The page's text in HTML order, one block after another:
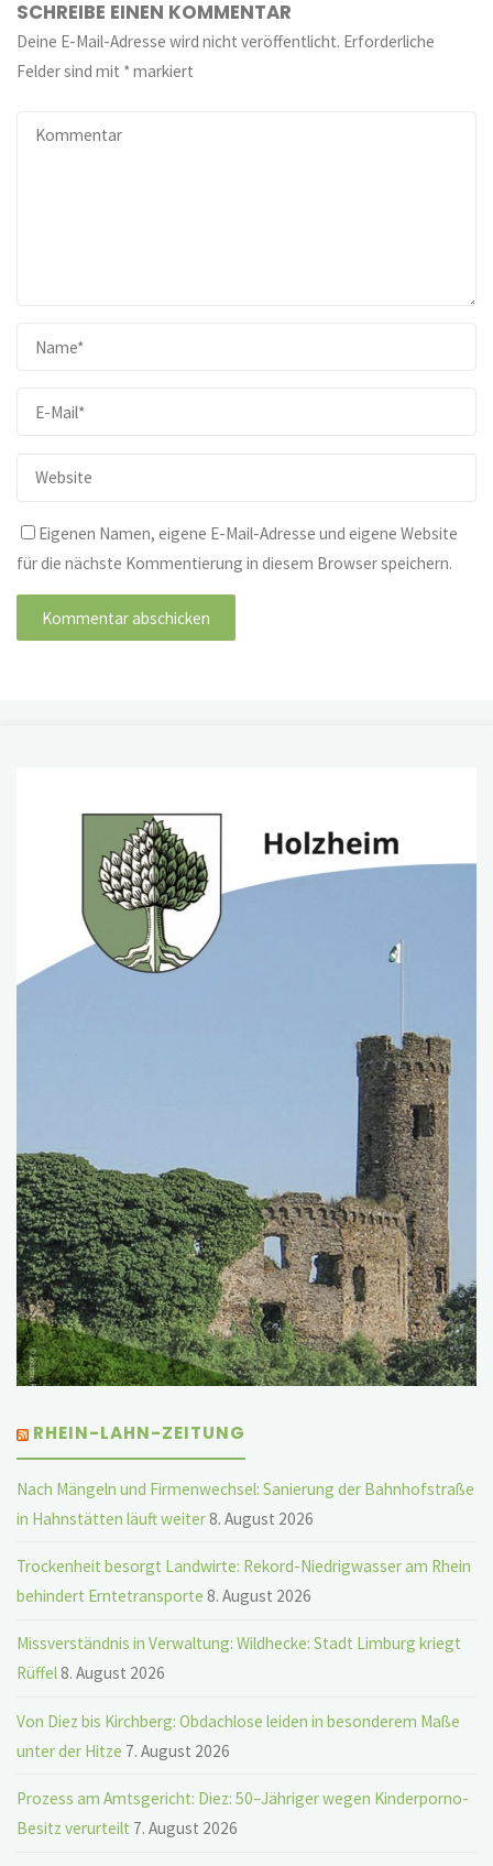
SCHREIBE EINEN KOMMENTAR
Deine E-Mail-Adresse wird nicht veröffentlicht. Erforderliche
Felder sind mit *markiert
Eigenen Namen, eigene E-Mail-Adresse und eigene Website
für die nächste Kommentierung in diesem Browser speichern.
RHEIN-LAHN-ZEITUNG
Nach Mängeln und Firmenwechsel: Sanierung der Bahnhofstraße
in Hahnstätten läuft weiter8. August 2026
Trockenheit besorgt Landwirte: Rekord-Niedrigwasser am Rhein
behindert Erntetransporte 8. August 2026
Missverständnis in Verwaltung: Wildhecke: Stadt Limburg kriegt
Rüffel8. August 2026
Von Diez bis Kirchberg: Obdachlose leiden in besonderem Maße
unter der Hitze 7. August 2026
Prozess am Amtsgericht: Diez: 50–Jähriger wegen Kinderporno-
Besitz verurteilt 7. August 2026